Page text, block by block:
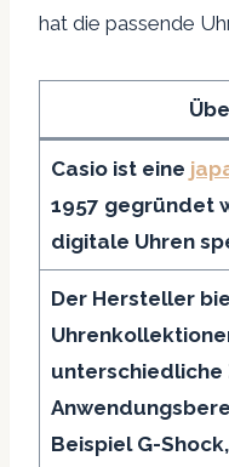
hat die passende
Casio ist eine
1957 gegründet
digitale Uhren
Der Hersteller
unterschiedliche
Beispiel G-